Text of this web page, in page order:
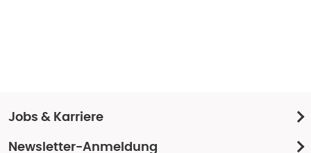
Jobs & Karriere
Newsletter-Anmeldung